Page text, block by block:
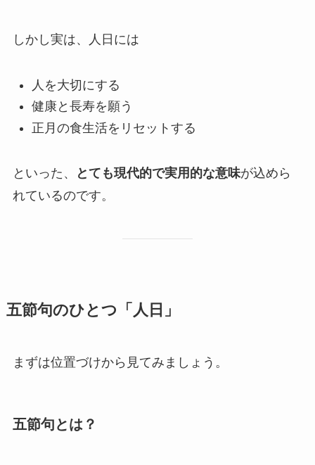
しかし実は、人日には
人を大切にする
健康と長寿を願う
正月の食生活をリセットする
といった、 とても現代的で実用的な意味が込めら
れているのです。
五節句のひとつ「人日」
まずは位置づけから見てみましょう。
五節句とは？